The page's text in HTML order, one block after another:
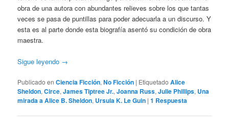
obra de una autora con abundantes relieves sobre los que tantas
veces se pasa de puntillas para poder adecuarla a un discurso. Y
esta es al parte donde esta biografía asentó su condición de obra
maestra.
Sigue leyendo →
Publicado en Ciencia Ficción,No Ficción | Etiquetado Alice
Sheldon,Circe,James Tiptree Jr.,Joanna Russ,Julie Phillips, Una
mirada a Alice B. Sheldon, Ursula K. Le Guin |1 Respuesta